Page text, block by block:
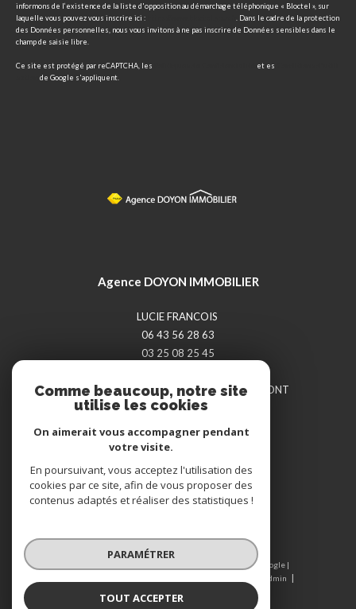
informons de l’existence de la liste d'opposition au démarchage téléphonique « Bloctel », sur
laquelle vous pouvez vous inscrire ici :
. Dans le cadre de la protection
des Données personnelles, nous vous invitons à ne pas inscrire de Données sensibles dans le
champ de saisie libre.
Ce site est protégé par reCAPTCHA, les et es
de Google s'appliquent.
Agence DOYON IMMOBILIER
LUCIE FRANCOIS
06 43 56 28 63
03 25 08 25 45
14 RUE JULES TREFOUSSE52000 CHAUMONT
Adhérents
© 2026 | Tous droits réservés | Traduction powered by Google |
Admin
Comme beaucoup, notre site
utilise les cookies
On aimerait vous accompagner pendant
votre visite.
En poursuivant, vous acceptez l'utilisation des
cookies par ce site, afin de vous proposer des
contenus adaptés et réaliser des statistiques !
PARAMÉTRER
TOUT ACCEPTER